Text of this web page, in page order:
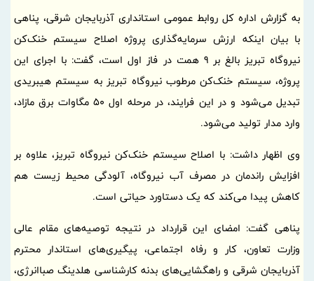
به گزارش اداره کل روابط عمومی استانداری آذربایجان شرقی، پناهی
با بیان اینکه ارزش سرمایه‌گذاری پروژه اصلاح‌ سیستم خنک‌کن
نیروگاه تبریز بالغ بر 9 همت در فاز اول است، گفت: با اجرای این
پروژه، سیستم خنک‌کن مرطوب نیروگاه تبریز به سیستم هیبریدی
تبدیل می‌شود و در این فرایند، در مرحله اول 50 مگاوات برق مازاد،
وارد مدار تولید می‌شود.
وی اظهار داشت: با اصلاح سیستم خنک‌کن نیروگاه تبریز، علاوه بر
افزایش راندمان در مصرف آب نیروگاه، آلودگی محیط زیست هم
کاهش پیدا می‌کند که یک دستاورد حیاتی است.
پناهی گفت: امضای این قرارداد در نتیجه توصیه‌های مقام عالی
وزارت تعاون، کار و رفاه اجتماعی، پیگیری‌های استاندار محترم
آذربایجان شرقی و راهگشایی‌های بدنه کارشناسی هلدینگ صباانرژی،